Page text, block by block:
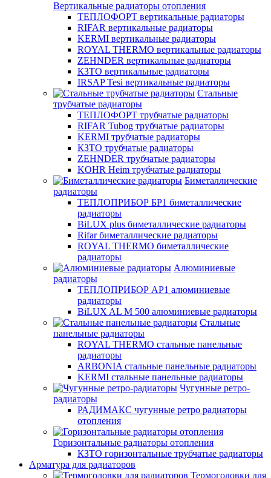
Вертикальные радиаторы отопления
ТЕПЛОФОРТ вертикальные радиаторы
RIFAR вертикальные радиаторы
KERMI вертикальные радиаторы
ROYAL THERMO вертикальные радиаторы
ZEHNDER вертикальные радиаторы
КЗТО вертикальные радиаторы
IRSAP Tesi вертикальные радиаторы
Стальные
трубчатые радиаторы
ТЕПЛОФОРТ трубчатые радиаторы
RIFAR Tubog трубчатые радиаторы
KERMI трубчатые радиаторы
КЗТО трубчатые радиаторы
ZEHNDER трубчатые радиаторы
KOHR Heim трубчатые радиаторы
Биметаллические
радиаторы
ТЕПЛОПРИБОР БР1 биметаллические
радиаторы
BiLUX plus биметаллические радиаторы
Rifar биметаллические радиаторы
ROYAL THERMO биметаллические
радиаторы
Алюминиевые
радиаторы
ТЕПЛОПРИБОР АР1 алюминиевые
радиаторы
BiLUX AL M 500 алюминиевые радиаторы
Стальные
панельные радиаторы
ROYAL THERMO стальные панельные
радиаторы
ARBONIA стальные панельные радиаторы
KERMI стальные панельные радиаторы
Чугунные ретро-
радиаторы
РАДИМАКС чугунные ретро радиаторы
отопления
Горизонтальные радиаторы отопления
КЗТО горизонтальные трубчатые радиаторы
Арматура для радиаторов
Термоголовки для